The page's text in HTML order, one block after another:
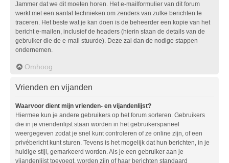
Jammer dat we dit moeten horen. Het e-mailformulier van dit forum
werkt met een aantal technieken om zenders van zulke berichten te
traceren. Het beste wat je kan doen is de beheerder een kopie van het
bericht e-mailen, inclusief de headers (hierin staan de details van de
gebruiker die de e-mail stuurde). Deze zal dan de nodige stappen
ondernemen.
Omhoog
Vrienden en vijanden
Waarvoor dient mijn vrienden- en vijandenlijst?
Hiermee kun je andere gebruikers op het forum sorteren. Gebruikers
die in je vriendenlijst staan worden in het gebruikerspaneel
weergegeven zodat je snel kunt controleren of ze online zijn, of een
privébericht kunt sturen. Tevens is het mogelijk dat hun berichten, in je
huidige stijl, gemarkeerd worden. Als je een gebruiker aan je
vijandenlijst toevoegt, worden zijn of haar berichten standaard